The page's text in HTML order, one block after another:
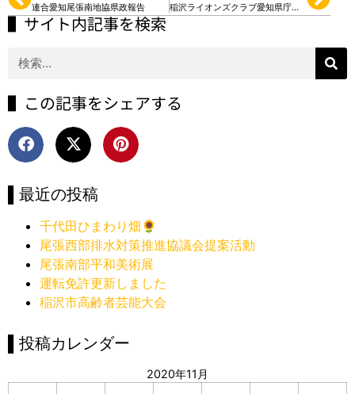
連合愛知尾張南地協県政報告 稲沢ライオンズクラブ愛知県庁見学
▌サイト内記事を検索
▌この記事をシェアする
▌最近の投稿
千代田ひまわり畑🌻
尾張西部排水対策推進協議会提案活動
尾張南部平和美術展
運転免許更新しました
稲沢市高齢者芸能大会
▌投稿カレンダー
2020年11月